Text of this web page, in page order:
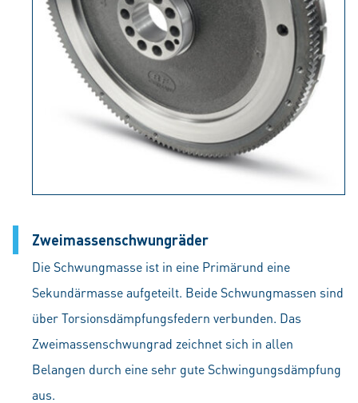
Zweimassenschwungräder
Die Schwungmasse ist in eine Primärund eine
Sekundärmasse aufgeteilt. Beide Schwungmassen sind
über Torsionsdämpfungsfedern verbunden. Das
Zweimassenschwungrad zeichnet sich in allen
Belangen durch eine sehr gute Schwingungsdämpfung
aus.